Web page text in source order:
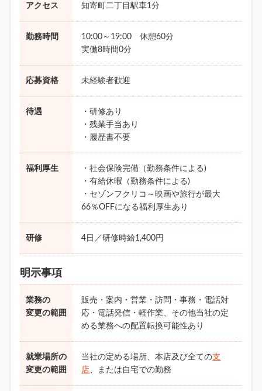
アクセス 知寄町二丁目駅車1分
勤務時間
10:00～19:00 休憩60分
実働8時間0分
応募資格 未経験者歓迎
待遇
・研修あり
・残業手当あり
・履歴書不要
福利厚生
・社会保険完備（勤務条件による)
・有給休暇（勤務条件による)
・セゾンフクリコ～映画や旅行が最大
66％OFFになる福利厚生あり
研修 4日／研修時給1,400円
明示事項
業務の
変更の範囲
販売・案内・営業・訪問・事務・電話対
応・電話発信・軽作業、その他当社の定
める業務への配置転換可能性あり
就業場所の
変更の範囲
当社の定める場所、本店及び全ての支
店、または自宅での勤務